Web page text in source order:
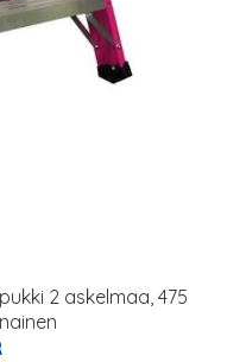
2 askelmaa, 475